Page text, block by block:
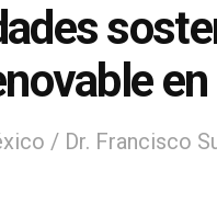
/ Dr. Francisco